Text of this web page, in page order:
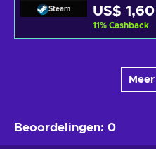
Steam US$ 1,60
11% Cashback
Beoordelingen: 0